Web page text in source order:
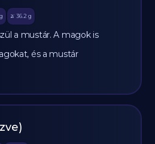
g 🫒 36.2 g
a mustár. A magok is
és a mustár